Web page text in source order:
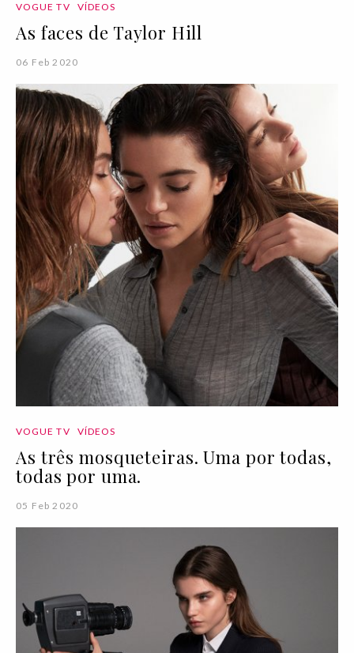
VOGUE TV VÍDEOS
As faces de Taylor Hill
06 Feb 2020
VOGUE TV VÍDEOS
As três mosqueteiras. Uma por todas,
todas por uma.
05 Feb 2020